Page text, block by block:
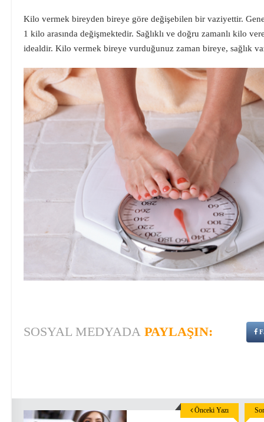
Kilo vermek bireyden bireye göre değişebilen bir vaziyettir.
1 kilo arasında değişmektedir. Sağlıklı ve doğru zamanlı kilo
idealdir. Kilo vermek bireye vurduğunuz zaman bireye, sağlık
SOSYAL MEDYADA PAYLAŞIN:
Önceki Yazı